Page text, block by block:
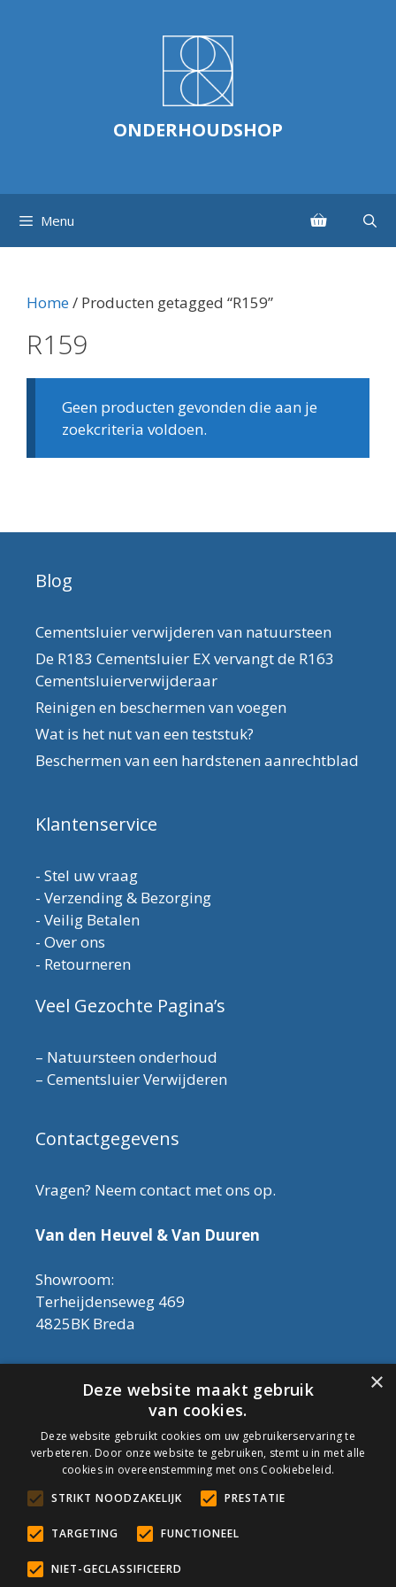
ONDERHOUDSHOP
Menu
Home/ Producten getagged “R159”
R159
Geen producten gevonden die aan je
zoekcriteria voldoen.
Blog
Cementsluier verwijderen van natuursteen
De R183 Cementsluier EX vervangt de R163
Cementsluierverwijderaar
Reinigen en beschermen van voegen
Wat is het nut van een teststuk?
Beschermen van een hardstenen aanrechtblad
Klantenservice
- Stel uw vraag
- Verzending & Bezorging
- Veilig Betalen
- Over ons
- Retourneren
Veel Gezochte Pagina’s
– Natuursteen onderhoud
– Cementsluier Verwijderen
Contactgegevens
Vragen? Neem contact met ons op.
Van den Heuvel & Van Duuren
Showroom:
Terheijdenseweg 469
4825BK Breda
Let op! Onderhoudsproducten zijn nu af te
halen in de showroom. Er kan alleen met
contant geld betaald worden, dus geen pin.
Tel: 076-3030554
Email: info@onderhoudshop.nl
KVK: 59667419
Algemene Voorwaarden
Copyright © 2019 Onderhoud Shop
×
Deze website maakt gebruik
van cookies.
Deze website gebruikt cookies om uw gebruikerservaring te
verbeteren. Door onze website te gebruiken, stemt u in met alle
cookies in overeenstemming met ons Cookiebeleid.
STRIKT NOODZAKELIJK
PRESTATIE
TARGETING FUNCTIONEEL
NIET-GECLASSIFICEERD